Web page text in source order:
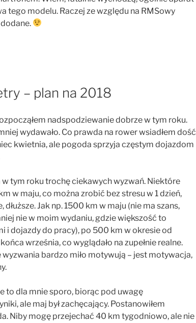
tego modelu. Raczej ze względu na RMSowy
– plan na 2018
nadspodziewanie dobrze w tym roku.
wydawało. Co prawda na rower wsiadłem dość
kwietnia, ale pogoda sprzyja częstym dojazdom
w tym roku trochę ciekawych wyzwań. Niektóre
w maju, co można zrobić bez stresu w 1 dzień,
dłuższe. Jak np. 1500 km w maju (nie ma szans,
nie w moim wydaniu, gdzie większość to
i dojazdy do pracy), po 500 km w okresie od
września, co wyglądało na zupełnie realne.
wyzwania bardzo miło motywują – jest motywacja,
to dla mnie sporo, biorąc pod uwagę
ale maj był zachęcający. Postanowiłem
Niby mogę przejechać 40 km tygodniowo, ale nie